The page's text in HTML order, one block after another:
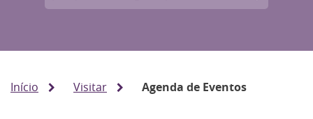
Início Visitar Agenda de Eventos